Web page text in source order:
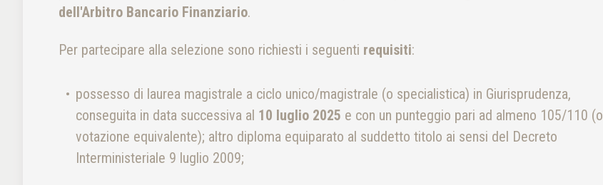
dell'Arbitro Bancario Finanziario.
Per partecipare alla selezione sono richiesti i seguenti requisiti:
possesso di laurea magistrale a ciclo unico/magistrale (o specialistica) in Giurisprudenza,
conseguita in data successiva al 10 luglio 2025 e con un punteggio pari ad almeno 105/110 (o
votazione equivalente); altro diploma equiparato al suddetto titolo ai sensi del Decreto
Interministeriale 9 luglio 2009;